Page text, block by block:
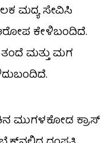
ಮದ್ಯ ಸೇವಿಸಿ
ಕೇಳಿಬಂದಿದೆ.
ಮತ್ತು ಮಗ
ಮುಗಳಕೋಡ ಕ್ರಾಸ್